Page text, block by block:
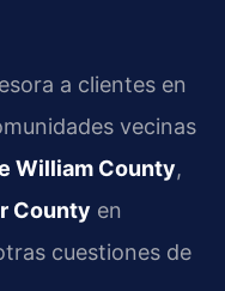
a clientes en
vecinas
William County,
County en
cuestiones de